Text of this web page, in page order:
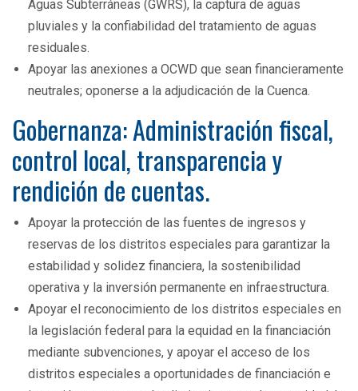
Aguas Subterráneas (GWRS), la captura de aguas
pluviales y la confiabilidad del tratamiento de aguas
residuales.
Apoyar las anexiones a OCWD que sean financieramente
neutrales; oponerse a la adjudicación de la Cuenca.
Gobernanza: Administración fiscal,
control local, transparencia y
rendición de cuentas.
Apoyar la protección de las fuentes de ingresos y
reservas de los distritos especiales para garantizar la
estabilidad y solidez financiera, la sostenibilidad
operativa y la inversión permanente en infraestructura.
Apoyar el reconocimiento de los distritos especiales en
la legislación federal para la equidad en la financiación
mediante subvenciones, y apoyar el acceso de los
distritos especiales a oportunidades de financiación e